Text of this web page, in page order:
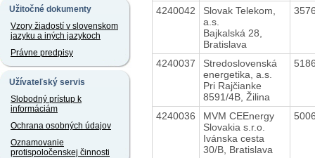
Užitočné dokumenty
Vzory žiadostí v slovenskom
jazyku a iných jazykoch
Právne predpisy
Užívateľský servis
Slobodný prístup k
informáciám
Ochrana osobných údajov
Oznamovanie
protispoločenskej činnosti
4240042
Slovak Telekom,
a.s.
Bajkalská 28,
Bratislava
4240037
Stredoslovenská
energetika, a.s.
Pri Rajčianke
8591/4B, Žilina
4240036
MVM CEEnergy
Slovakia s.r.o.
Ivánska cesta
30/B, Bratislava